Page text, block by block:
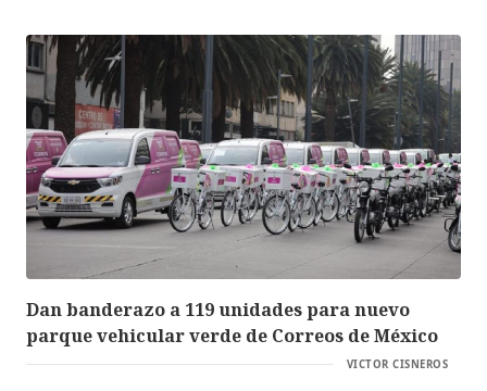
Dan banderazo a 119 unidades para nuevo
parque vehicular verde de Correos de México
VICTOR CISNEROS